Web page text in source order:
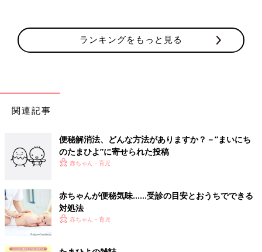
ランキングをもっと見る
関連記事
便秘解消法、どんな方法がありますか？－”まいにち
のたまひよ”に寄せられた投稿
赤ちゃん・育児
赤ちゃんが便秘気味……受診の目安とおうちでできる
対処法
赤ちゃん・育児